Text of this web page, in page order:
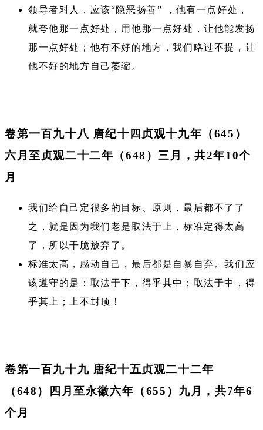
领导者对人，应该“隐恶扬善” ，他有一点好处，
就夸他那一点好处，用他那一点好处，让他能发扬
那一点好处；他有不好的地方，我们略过不提，让
他不好的地方自己萎缩。
卷第一百九十八 唐纪十四贞观十九年（645）
六月至贞观二十二年（648）三月，共2年10个
月
我们给自己定很多的目标、原则，最后都不了了
之，就是因为我们老是取法于上，标准定得太高
了，所以干脆放弃了。
标准太高，感动自己，最后都是自暴自弃。我们应
该遵守的是：取法于下，得乎其中；取法于中，得
乎其上；上不封顶！
卷第一百九十九 唐纪十五贞观二十二年
（648）四月至永徽六年（655）九月，共7年6
个月